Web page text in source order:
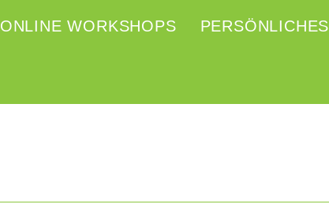
ONLINE WORKSHOPS PERSÖNLICHES